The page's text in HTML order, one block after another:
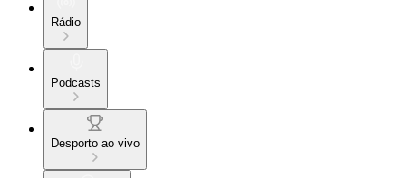
Rádio
Podcasts
Desporto ao vivo